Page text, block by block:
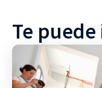
Te